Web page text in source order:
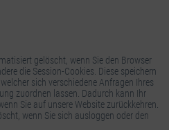
gelöscht, wenn Sie den Browser
die Session-Cookies. Diese speichern
sich verschiedene Anfragen Ihres
zuordnen lassen. Dadurch kann Ihr
Sie auf unsere Website zurückkehren.
wenn Sie sich ausloggen oder den